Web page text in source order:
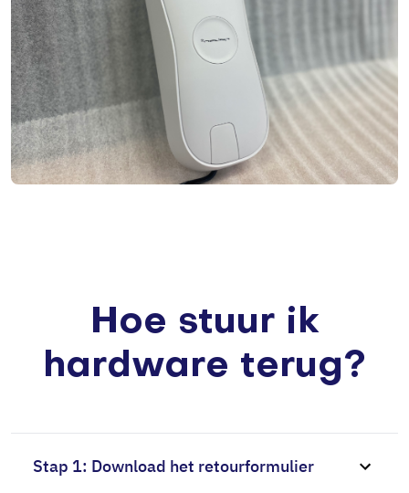
Hoe stuur ik
hardware terug?
Stap 1: Download het retourformulier